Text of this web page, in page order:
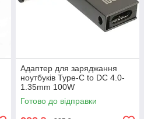
Адаптер для заряджання
ноутбуків Type-C to DC 4.0-
1.35mm 100W
Готово до відправки